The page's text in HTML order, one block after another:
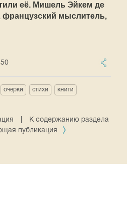
её. Мишель Эйкем де
французский мыслитель,
очерки стихи книги
К содержанию раздела
публикация